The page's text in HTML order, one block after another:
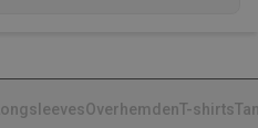
LongsleevesOverhemdenT-shirts